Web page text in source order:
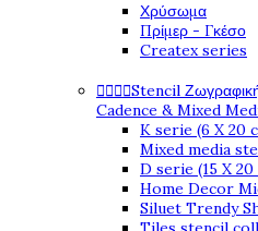
Χρύσωμα
Πρίμερ - Γκέσο
Createx series
Stencil
Cadence & Mixed
K serie (6 X 20
Mixed media
D serie (15 X 20
Home Decor
Siluet Trendy